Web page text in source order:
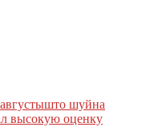
шуйна
высокую оценку